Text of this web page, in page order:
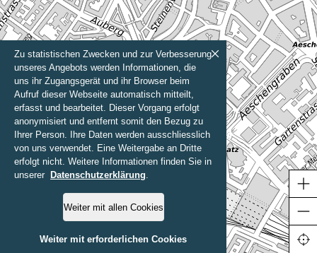
Zu statistischen Zwecken und zur Verbesserung
unseres Angebots werden Informationen, die
uns ihr Zugangsgerät und ihr Browser beim
Aufruf dieser Webseite automatisch mitteilt,
erfasst und bearbeitet. Dieser Vorgang erfolgt
anonymisiert und entfernt somit den Bezug zu
Ihrer Person. Ihre Daten werden ausschliesslich
von uns verwendet. Eine Weitergabe an Dritte
erfolgt nicht. Weitere Informationen finden Sie in
unserer
Datenschutzerklärung.
Weiter mit allen Cookies
Weiter mit erforderlichen Cookies